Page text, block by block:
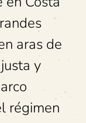
aras de
y
régimen